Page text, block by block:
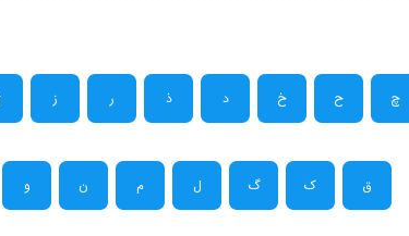
چ ح خ د ذ ر ز
ق ک گ ل م ن و